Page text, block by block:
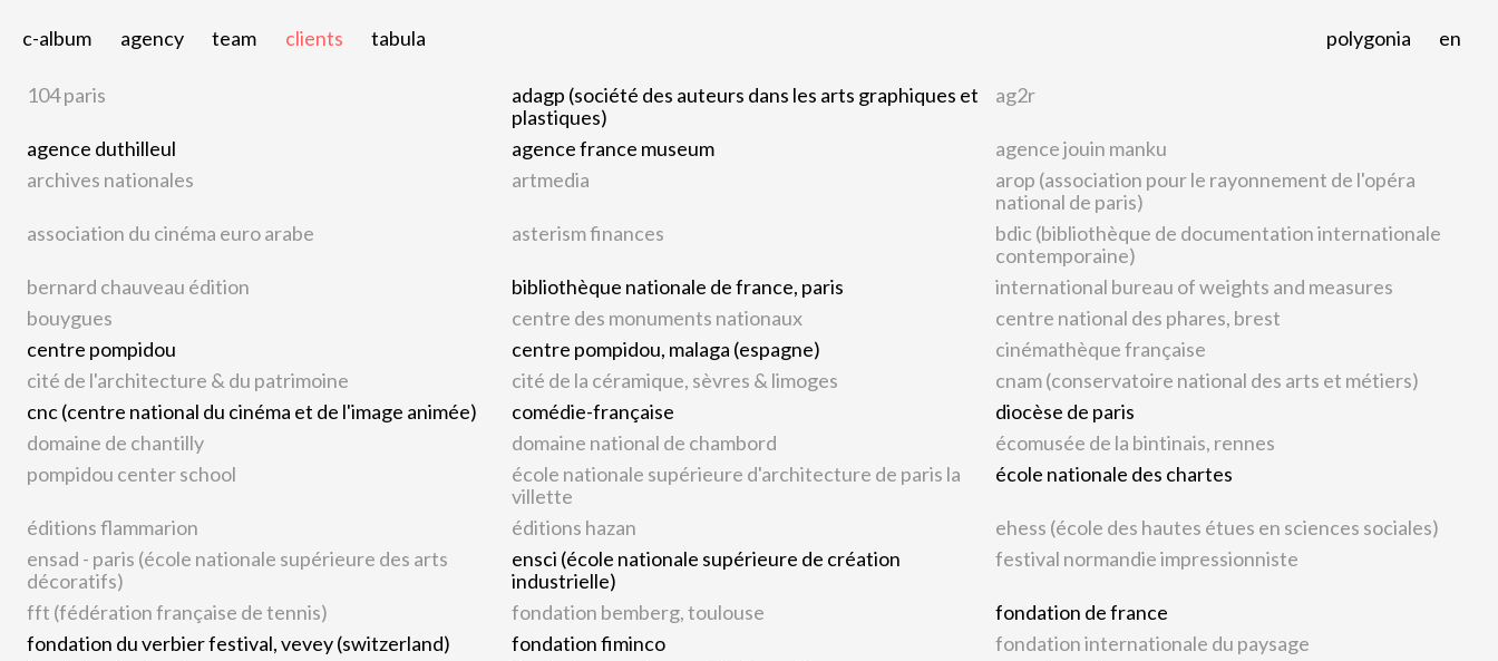
c-album agency team clients tabula polygonia en
104 paris
adagp (société des auteurs dans les arts graphiques et
plastiques)
ag2r
agence duthilleul agence france museum
agence jouin manku
archives nationales
artmedia
arop (association pour le rayonnement de l'opéra
national de paris)
association du cinéma euro arabe
asterism finances
bdic (bibliothèque de documentation internationale
contemporaine)
bernard chauveau édition
bibliothèque nationale de france, paris
international bureau of weights and measures
bouygues
centre des monuments nationaux
centre national des phares, brest
centre pompidou
centre pompidou, malaga (espagne)
cinémathèque française
cité de l'architecture & du patrimoine
cité de la céramique, sèvres & limoges
cnam (conservatoire national des arts et métiers)
cnc (centre national du cinéma et de l'image animée)
comédie-française
diocèse de paris
domaine de chantilly
domaine national de chambord
écomusée de la bintinais, rennes
pompidou center school
école nationale supérieure d'architecture de paris la
villette
école nationale des chartes
éditions flammarion éditions hazan
ehess (école des hautes étues en sciences sociales)
ensad - paris (école nationale supérieure des arts
décoratifs)
ensci (école nationale supérieure de création
industrielle)
festival normandie impressionniste
fft (fédération française de tennis) fondation bemberg, toulouse
fondation de france
fondation du verbier festival, vevey (switzerland)
fondation fiminco
fondation internationale du paysage